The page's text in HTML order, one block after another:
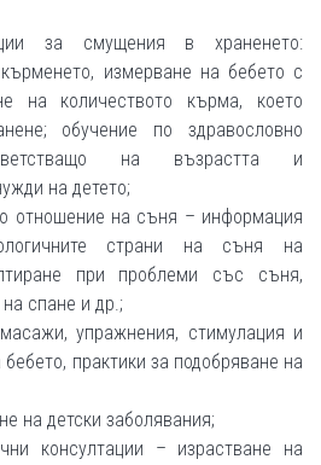
за смущения в храненето:
измерване на бебето с
на количеството кърма, което
обучение по здравословно
на възрастта и
на детето;
отношение на съня – информация
страни на съня на
при проблеми със съня,
спане и др.;
упражнения, стимулация и
практики за подобряване на
на детски заболявания;
консултации – израстване на